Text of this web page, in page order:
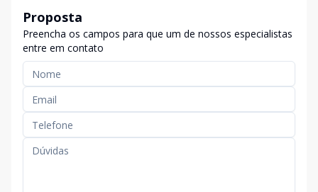
Proposta
Preencha os campos para que um de nossos especialistas
entre em contato